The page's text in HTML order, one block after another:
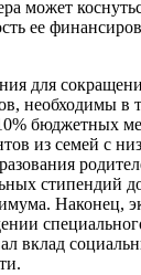
может
ее
для
необходимы в
бюджетных
из семей с
стипендий
Наконец,
вклад